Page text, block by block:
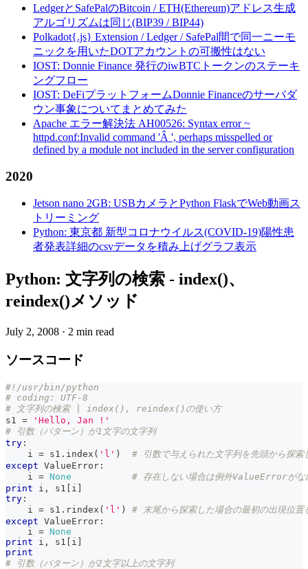
LedgerとSafePalのBitcoin / ETH(Ethereum)アドレス生成
アルゴリズムは同じ(BIP39 / BIP44)
Polkadot{.js} Extension / Ledger / SafePal間で同一ニーモ
ニックを用いたDOTアカウントの可搬性はない
IOST: Donnie Finance 発行のiwBTCトークンのステーキ
ングフロー
IOST: DeFiプラットフォームDonnie Financeのサーバダ
ウン事象についてまとめてみた
Apache エラー解決法 AH00526: Syntax error ~
httpd.conf:Invalid command 'Â ', perhaps misspelled or
defined by a module not included in the server configuration
2020
Jetson nano 2GB: USBカメラとPython FlaskでWeb動画ス
トリーミング
Python: 東京都 新型コロナウイルス(COVID-19)陽性患
者発表詳細のcsvデータを積み上げグラフ表示
Python: 文字列の検索 - index()、
reindex()メソッド
July 2, 2008 · 2 min read
ソースコード
#!/usr/bin/python
# coding: UTF-8
# 文字列の検索 | index(), reindex()の使い方
s1 =
'Hello, Jan !'
# 引数（パターン）が1文字の文字列
try :
    i
= s1 . index ( 'l' )
# 引数で与えられた文字列を先頭から探索
except ValueError :
    i
= None
# 存在しない場合は例外ValueErrorがな
print i , s1 [ i ]
try :
    i
= s1 . rindex ( 'l' )
# 末尾から探索した場合の最初の出現位置
except ValueError :
    i
= None
print i , s1 [ i ]
print
# 引数（パターン）が2文字以上の文字列